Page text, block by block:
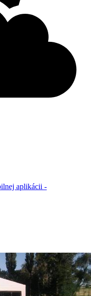
aplikácii -